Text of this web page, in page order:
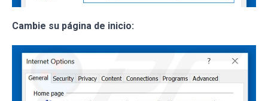
Cambie su página de inicio: